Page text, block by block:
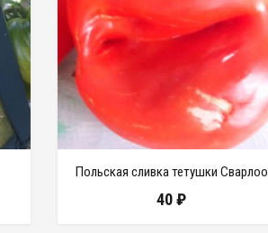
Польская сливка тетушки Сварлоо
40₽